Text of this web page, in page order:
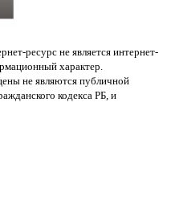
ресурс не является интернет-
характер.
не являются публичной
кодекса РБ, и